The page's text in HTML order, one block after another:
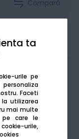
ta
urile pe
Faceti
utilizarea
mai multe
pe care le
urile,
Compară
platforma de